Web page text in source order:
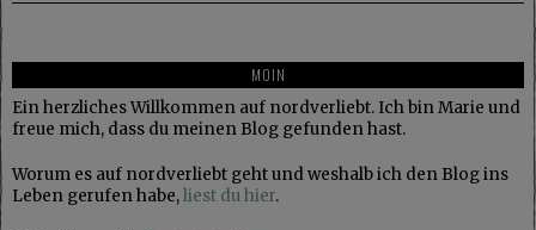
MOIN
Ein herzliches Willkommen auf nordverliebt. Ich bin Marie und
freue mich, dass du meinen Blog gefunden hast.
Worum es auf nordverliebt geht und weshalb ich den Blog ins
Leben gerufen habe,liest du hier.